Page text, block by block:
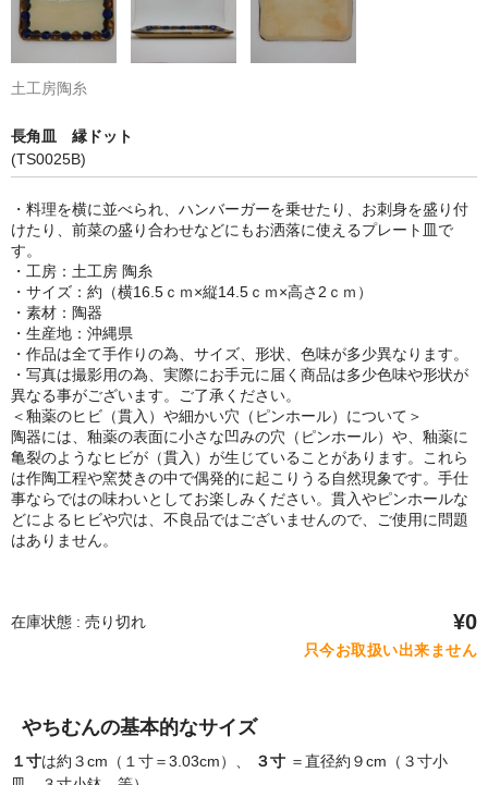
土工房陶糸
長角皿 縁ドット
(TS0025B)
・料理を横に並べられ、ハンバーガーを乗せたり、お刺身を盛り付
けたり、前菜の盛り合わせなどにもお洒落に使えるプレート皿で
す。
・工房：土工房 陶糸
・サイズ：約（横16.5ｃｍ×縦14.5ｃｍ×高さ2ｃｍ）
・素材：陶器
・生産地：沖縄県
・作品は全て手作りの為、サイズ、形状、色味が多少異なります。
・写真は撮影用の為、実際にお手元に届く商品は多少色味や形状が
異なる事がございます。ご了承ください。
＜釉薬のヒビ（貫入）や細かい穴（ピンホール）について＞
陶器には、釉薬の表面に小さな凹みの穴（ピンホール）や、釉薬に
亀裂のようなヒビが（貫入）が生じていることがあります。これら
は作陶工程や窯焚きの中で偶発的に起こりうる自然現象です。手仕
事ならではの味わいとしてお楽しみください。貫入やピンホールな
どによるヒビや穴は、不良品ではございませんので、ご使用に問題
はありません。
在庫状態 : 売り切れ ¥0
只今お取扱い出来ません
やちむんの基本的なサイズ
１寸は約３cm（１寸＝3.03cm）、 ３寸 ＝直径約９cm（３寸小